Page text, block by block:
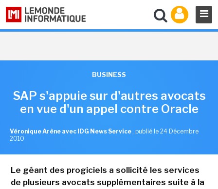
BUSINESS
SAP s'appuie sur d'autres avocats
en vue d'un appel contre Oracle
Véronique Arène avec IDG News Service , publié le 24 Décembre
2010
Le géant des progiciels a sollicité les services
de plusieurs avocats supplémentaires suite à la